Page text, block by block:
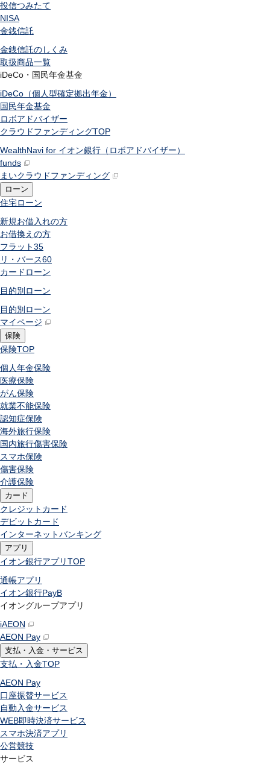
投信つみたて
NISA
金銭信託
金銭信託のしくみ
取扱商品一覧
iDeCo・国民年金基金
iDeCo（個人型確定拠出年金）
国民年金基金
ロボアドバイザー
クラウドファンディングTOP
WealthNavi for イオン銀行（ロボアドバイザー）
funds
まいクラウドファンディング
ローン
住宅ローン
新規お借入れの方
お借換えの方
フラット35
リ・バース60
カードローン
目的別ローン
目的別ローン
マイページ
保険
保険TOP
個人年金保険
医療保険
がん保険
就業不能保険
認知症保険
海外旅行保険
国内旅行傷害保険
スマホ保険
傷害保険
介護保険
カード
クレジットカード
デビットカード
インターネットバンキング
アプリ
イオン銀行アプリTOP
通帳アプリ
イオン銀行PayB
イオングループアプリ
iAEON
AEON Pay
支払・入金・サービス
支払・入金TOP
AEON Pay
口座振替サービス
自動入金サービス
WEB即時決済サービス
スマホ決済アプリ
公営競技
サービス